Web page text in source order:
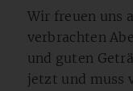
Wir freuen uns
verbrachten
und guten
jetzt und muss